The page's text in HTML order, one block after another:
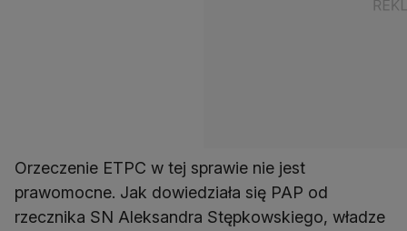
Orzeczenie ETPC w tej sprawie nie jest
prawomocne. Jak dowiedziała się PAP od
rzecznika SN Aleksandra Stępkowskiego, władze